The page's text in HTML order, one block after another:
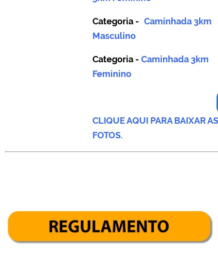
Categoria - Caminhada 3km
Masculino
Categoria - Caminhada 3km
Feminino
CLIQUE AQUI PARA BAIXAR AS
FOTOS.